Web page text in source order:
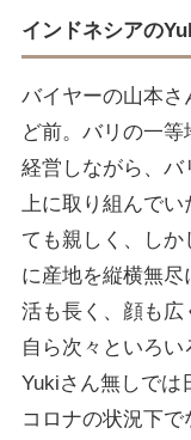
インドネシアの
バイヤーの山本さ
ど前。バリの一
経営しながら、バ
上に取り組んでい
ても親しく、しか
に産地を縦横無
活も長く、顔も広
自ら次々といろい
Yukiさん無しでは
コロナの状況下で